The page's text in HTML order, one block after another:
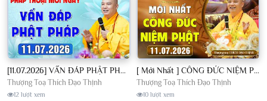
[11.07.2026] VẤN ĐÁP PHẬT PHÁP - Nghe Thầy giảng Pháp mỗi ngày CÔNG ĐỨC VÔ LƯỢNG│TT. Thích Đạo Thịnh
Thượng Toạ Thích Đạo Thịnh
12 lượt xem
[ Mới Nhất ] CÔNG ĐỨC NIỆM PHẬT - Khoá Chuyên Tu Chùa Khai Nguyên 11/07/2026 | TT. Thích Đạo Thịnh
Thượng Toạ Thích Đạo Thịnh
10 lượt xem